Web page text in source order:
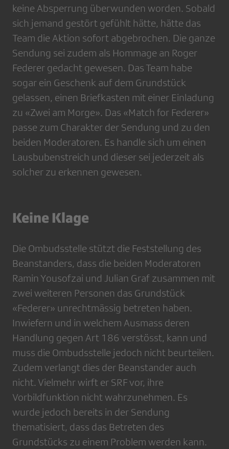
keine Absperrung überwunden worden. Sobald
sich jemand gestört gefühlt hätte, hätte das
Team die Aktion sofort abgebrochen. Die ganze
Sendung sei zudem als Hommage an Roger
Federer gedacht gewesen. Das Team habe
sogar ein Geschenk auf dem Grundstück
gelassen, einen Briefkasten mit einer Einladung
zu «Zwei am Morge». Das «Match for Federer»
passe zum Charakter der Sendung und zu den
beiden Moderatoren. Es handle sich um einen
Lausbubenstreich und dieser sei jederzeit als
solcher zu erkennen gewesen.
Keine Klage
Die Ombudsstelle stützt die Feststellung des
Beanstanders, dass die beiden Moderatoren
Ramin Yousofzai und Julian Graf zusammen mit
zwei weiteren Personen das Grundstück
«Federer» unrechtmässig betreten haben.
Inwiefern und in welchem Ausmass deren
Handlung gegen Art 186 verstösst, kann und
muss die Ombudsstelle jedoch nicht beurteilen.
Zudem verlangt dies der Beanstander auch
nicht. Vielmehr wirft er SRF vor, ihre
Vorbildfunktion nicht wahrzunehmen. Es
wurde jedoch bereits in der Sendung
thematisiert, dass das Betreten des
Grundstücks zu einem Problem werden kann.